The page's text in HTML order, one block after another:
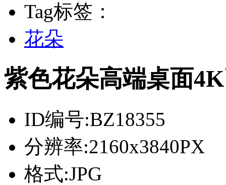
Tag标签：
花朵
紫色花朵高端桌面
ID编号:BZ18355
分辨率:2160x3840PX
格式:JPG